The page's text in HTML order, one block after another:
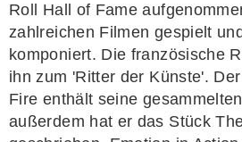
Roll Hall of Fame
zahlreichen Filmen gespielt
komponiert. Die französische
ihn zum 'Ritter der Künste'.
Fire enthält seine
außerdem hat er das Stück